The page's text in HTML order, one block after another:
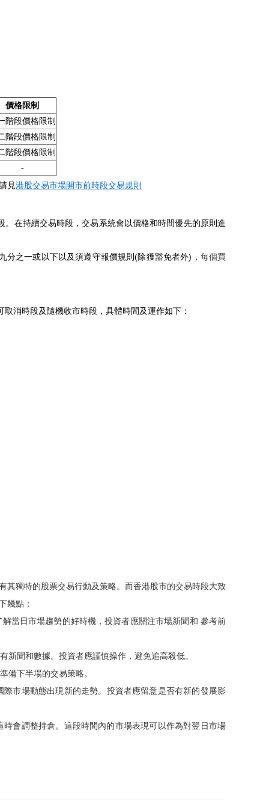
價格限制
階段價格限制
階段價格限制
階段價格限制
-
見港股交易市場開市前時段交易規則
在持續交易時段，交易系統會以價格和時間優先的原則進
分之一或以下以及須遵守報價規則(除獲豁免者外) ，每個買
消時段及隨機收市時段，具體時間及運作如下：
其獨特的股票交易行動及策略。而香港股市的交易時段大致
幾點：
當日市場趨勢的好時機，投資者應關注市場新聞和 參考前
新聞和數據。投資者應謹慎操作，避免追高殺低。
備下半場的交易策略。
市場動態出現新的走勢。投資者應留意是否有新的發展影
會調整持倉。這段時間內的市場表現可以作為對翌日市場